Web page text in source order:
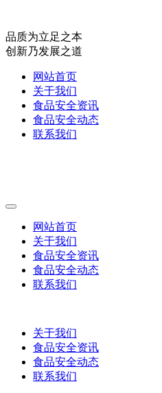
品质为立足之本
创新乃发展之道
网站首页
关于我们
食品安全资讯
食品安全动态
联系我们
网站首页
关于我们
食品安全资讯
食品安全动态
联系我们
关于我们
食品安全资讯
食品安全动态
联系我们